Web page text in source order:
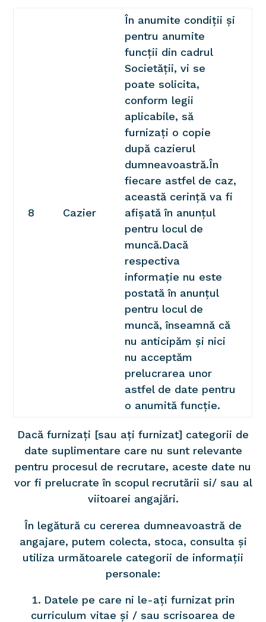
8 Cazier
În anumite condiții și
pentru anumite
funcții din cadrul
Societății, vi se
poate solicita,
conform legii
aplicabile, să
furnizați o copie
după cazierul
dumneavoastră.În
fiecare astfel de caz,
această cerință va fi
afișată în anunțul
pentru locul de
muncă.Dacă
respectiva
informație nu este
postată în anunțul
pentru locul de
muncă, înseamnă că
nu anticipăm și nici
nu acceptăm
prelucrarea unor
astfel de date pentru
o anumită funcție.
Dacă furnizați [sau ați furnizat] categorii de
date suplimentare care nu sunt relevante
pentru procesul de recrutare, aceste date nu
vor fi prelucrate în scopul recrutării si/ sau al
viitoarei angajări.
În legătură cu cererea dumneavoastră de
angajare, putem colecta, stoca, consulta și
utiliza următoarele categorii de informații
personale:
Datele pe care ni le-ați furnizat prin
curriculum vitae și / sau scrisoarea de